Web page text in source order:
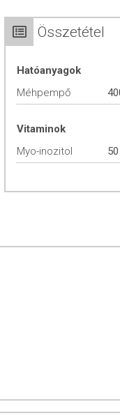
Összetétel
Hatóanyagok
Méhpempő
Vitaminok
Myo-inozitol